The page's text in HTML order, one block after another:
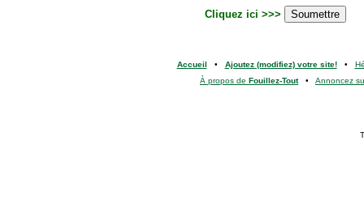
Cliquez ici >>>
Accueil • Ajoutez (modifiez) votre site!•
À propos de Fouillez-Tout• Annoncez